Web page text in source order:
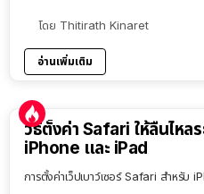
โดย Thitirath Kinaret
อ่านเพิ่มเติม
วิธีตั้งค่า Safari ให้ลื่นไหล
iPhone และ iPad
การตั้งค่าเว็ปเบาว์เซอร์ Safari สำหรับ